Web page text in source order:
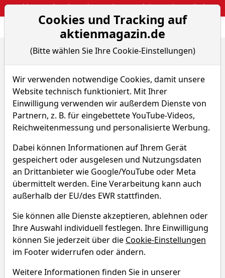
Webinar: So kassierst du trotzdem attraktive Optionsprämien
Aktien- und
Megatrend Echtgeld-Depots
Chefredakteur Briefings
DEPOT-BRIEFING: Die Chancen auf einen großen Bull...
Chefredakteur Briefings
DEPOT-BRIEFING: Die Chancen
auf einen großen Bullenmarkt in
den nächsten Jahren bleibt
bestehen. Wir partizipieren.
Von S. Bank – Aktualisiert am 13.05.26 09:37
Cookies und Tracking auf
aktienmagazin.de
(Bitte wählen Sie Ihre Cookie-Einstellungen)
Wir verwenden notwendige Cookies, damit unsere
Website technisch funktioniert. Mit Ihrer
Einwilligung verwenden wir außerdem Dienste von
Partnern, z. B. für eingebettete YouTube-Videos,
Reichweitenmessung und personalisierte Werbung.
Dabei können Informationen auf Ihrem Gerät
gespeichert oder ausgelesen und Nutzungsdaten
an Drittanbieter wie Google/YouTube oder Meta
übermittelt werden. Eine Verarbeitung kann auch
außerhalb der EU/des EWR stattfinden.
Sie können alle Dienste akzeptieren, ablehnen oder
Ihre Auswahl individuell festlegen. Ihre Einwilligung
können Sie jederzeit über die Cookie-Einstellungen
im Footer widerrufen oder ändern.
Weitere Informationen finden Sie in unserer